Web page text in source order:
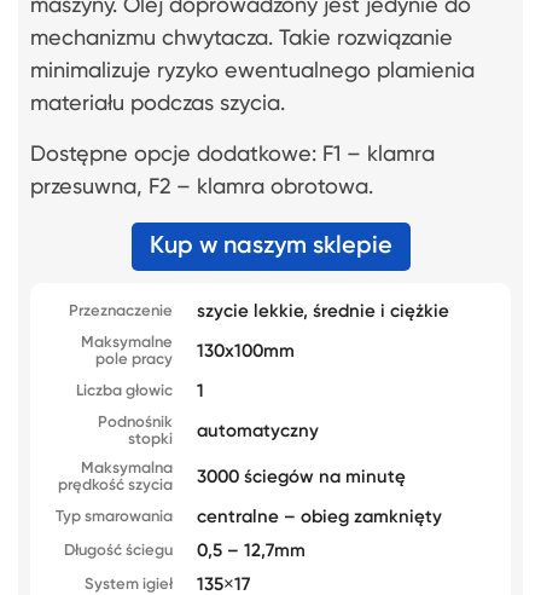
maszyny. Olej doprowadzony jest jedynie do
mechanizmu chwytacza. Takie rozwiązanie
minimalizuje ryzyko ewentualnego plamienia
materiału podczas szycia.
Dostępne opcje dodatkowe: F1 – klamra
przesuwna, F2 – klamra obrotowa.
Kup w naszym sklepie
Przeznaczenie szycie lekkie, średnie i ciężkie
Maksymalne
pole pracy
130x100mm
Liczba głowic 1
Podnośnik
stopki
automatyczny
Maksymalna
prędkość szycia
3000 ściegów na minutę
Typ smarowania centralne – obieg zamknięty
Długość ściegu 0,5 – 12,7mm
System igieł 135×17